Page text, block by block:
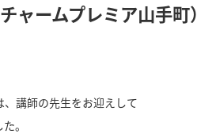
ャームプレミア山手町）
講師の先生をお迎えして
。